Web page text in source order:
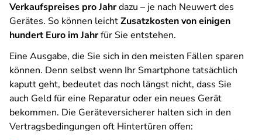
Verkaufspreises pro Jahrdazu – je nach Neuwert des
Gerätes. So können leichtZusatzkosten von einigen
hundert Euro im Jahrfür Sie entstehen.
Eine Ausgabe, die Sie sich in den meisten Fällen sparen
können. Denn selbst wenn Ihr Smartphone tatsächlich
kaputt geht, bedeutet das noch längst nicht, dass Sie
auch Geld für eine Reparatur oder ein neues Gerät
bekommen. Die Geräteversicherer halten sich in den
Vertragsbedingungen oft Hintertüren offen: